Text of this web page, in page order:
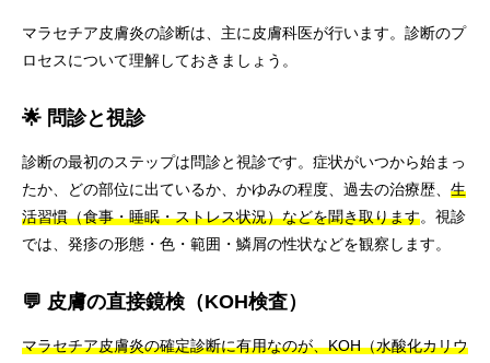
マラセチア皮膚炎の診断は、主に皮膚科医が行います。診断のプ
ロセスについて理解しておきましょう。
🌟 問診と視診
診断の最初のステップは問診と視診です。症状がいつから始まっ
たか、どの部位に出ているか、かゆみの程度、過去の治療歴、 生
活習慣（食事・睡眠・ストレス状況）などを聞き取ります。視診
では、発疹の形態・色・範囲・鱗屑の性状などを観察します。
💬 皮膚の直接鏡検（KOH検査）
マラセチア皮膚炎の確定診断に有用なのが、KOH（水酸化カリウ